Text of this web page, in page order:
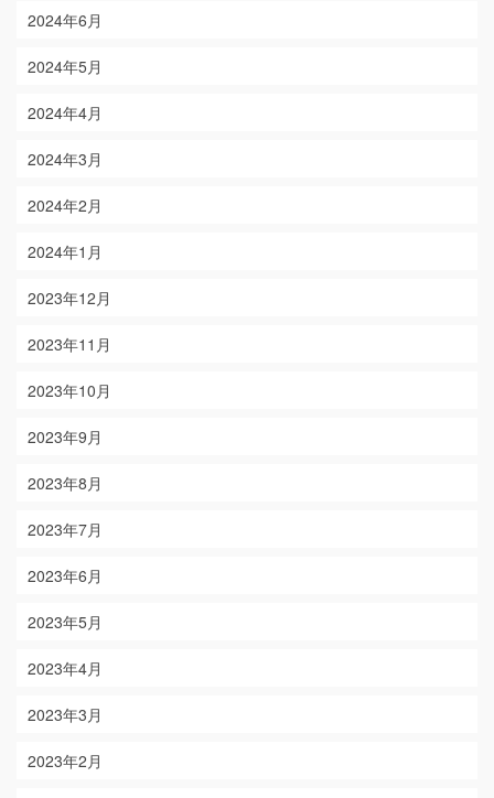
2024年6月
2024年5月
2024年4月
2024年3月
2024年2月
2024年1月
2023年12月
2023年11月
2023年10月
2023年9月
2023年8月
2023年7月
2023年6月
2023年5月
2023年4月
2023年3月
2023年2月